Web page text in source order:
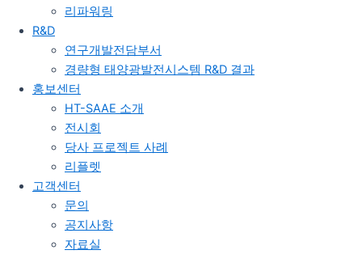
리파워링
R&D
연구개발전담부서
경량형 태양광발전시스템 R&D 결과
홍보센터
HT-SAAE 소개
전시회
당사 프로젝트 사례
리플렛
고객센터
문의
공지사항
자료실